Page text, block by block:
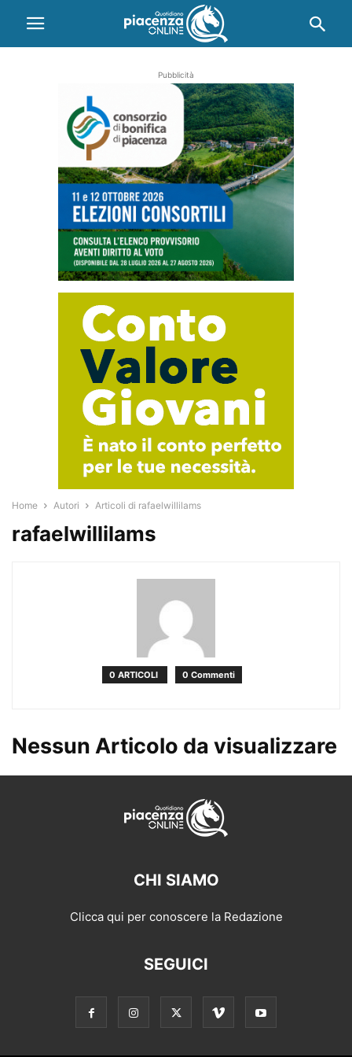
Pubblicità
Home Autori Articoli di rafaelwillilams
rafaelwillilams
0 ARTICOLI 0 Commenti
Nessun Articolo da visualizzare
CHI SIAMO
Clicca qui per conoscere la Redazione
SEGUICI